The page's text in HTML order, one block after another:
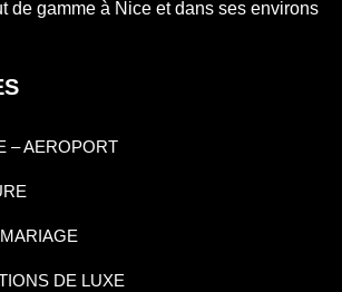
de gamme à Nice et dans ses environs
– AEROPORT
DE LUXE